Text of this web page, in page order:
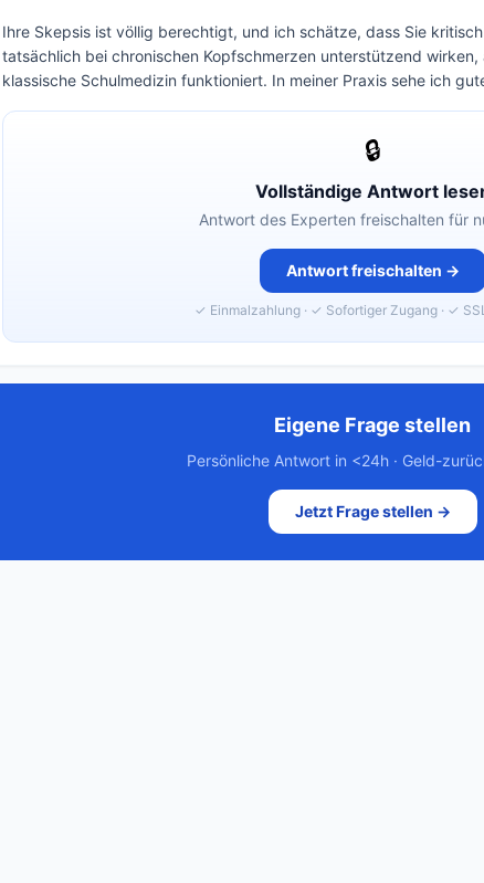
Ihre Skepsis ist völlig berechtigt, und ich schätze, dass Sie
tatsächlich bei chronischen Kopfschmerzen unterstützend
klassische Schulmedizin funktioniert. In meiner Praxis sehe ich
🔒
Vollständige Antwort
Antwort des Experten freischalten für
Antwort freischalten →
✓ Einmalzahlung · ✓ Sofortiger Zugang · ✓
Eigene Frage stellen
Persönliche Antwort in <24h · Geld-
Jetzt Frage stellen →